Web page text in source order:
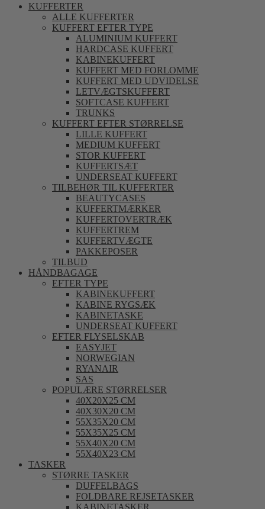
KUFFERTER
ALLE KUFFERTER
KUFFERT EFTER TYPE
ALUMINIUM KUFFERT
HARDCASE KUFFERT
KABINEKUFFERT
KUFFERT MED FORLOMME
KUFFERT MED UDVIDELSE
LETVÆGTSKUFFERT
SOFTCASE KUFFERT
TRUNKS
KUFFERT EFTER STØRRELSE
LILLE KUFFERT
MEDIUM KUFFERT
STOR KUFFERT
KUFFERTSÆT
UNDERSEAT KUFFERT
TILBEHØR TIL KUFFERTER
BEAUTYCASES
KUFFERTMÆRKER
KUFFERTOVERTRÆK
KUFFERTREM
KUFFERTVÆGTE
PAKKEPOSER
TILBUD
HÅNDBAGAGE
EFTER TYPE
KABINEKUFFERT
KABINE RYGSÆK
KABINETASKE
UNDERSEAT KUFFERT
EFTER FLYSELSKAB
EASYJET
NORWEGIAN
RYANAIR
SAS
POPULÆRE STØRRELSER
40X20X25 CM
40X30X20 CM
55X35X20 CM
55X35X25 CM
55X40X20 CM
55X40X23 CM
TASKER
STØRRE TASKER
DUFFELBAGS
FOLDBARE REJSETASKER
KABINETASKER